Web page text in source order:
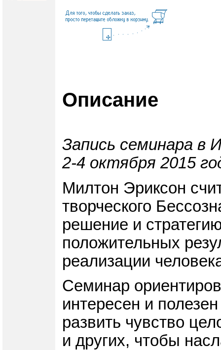
Описание
Запись семинара в
2-4 октября 2015
Милтон Эриксон
творческого
решение и
положительных
реализации
Семинар
интересен и
развить чувство
и других, чтобы